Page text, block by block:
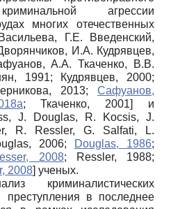
агрессии
многих отечественных
Г.Е. Введенский,
И.А. Кудрявцев,
А.А. Ткаченко, В.В.
1991; Кудрявцев, 2000;
2013; Сафуанов,
;Ткаченко, 2001]
и
J. Douglas, R. Kocsis, J.
R. Ressler, G. Salfati, L.
2006; Douglas, 1986;
2008; Ressler, 1988;
2008] ученых.
криминалистических
преступления в последнее